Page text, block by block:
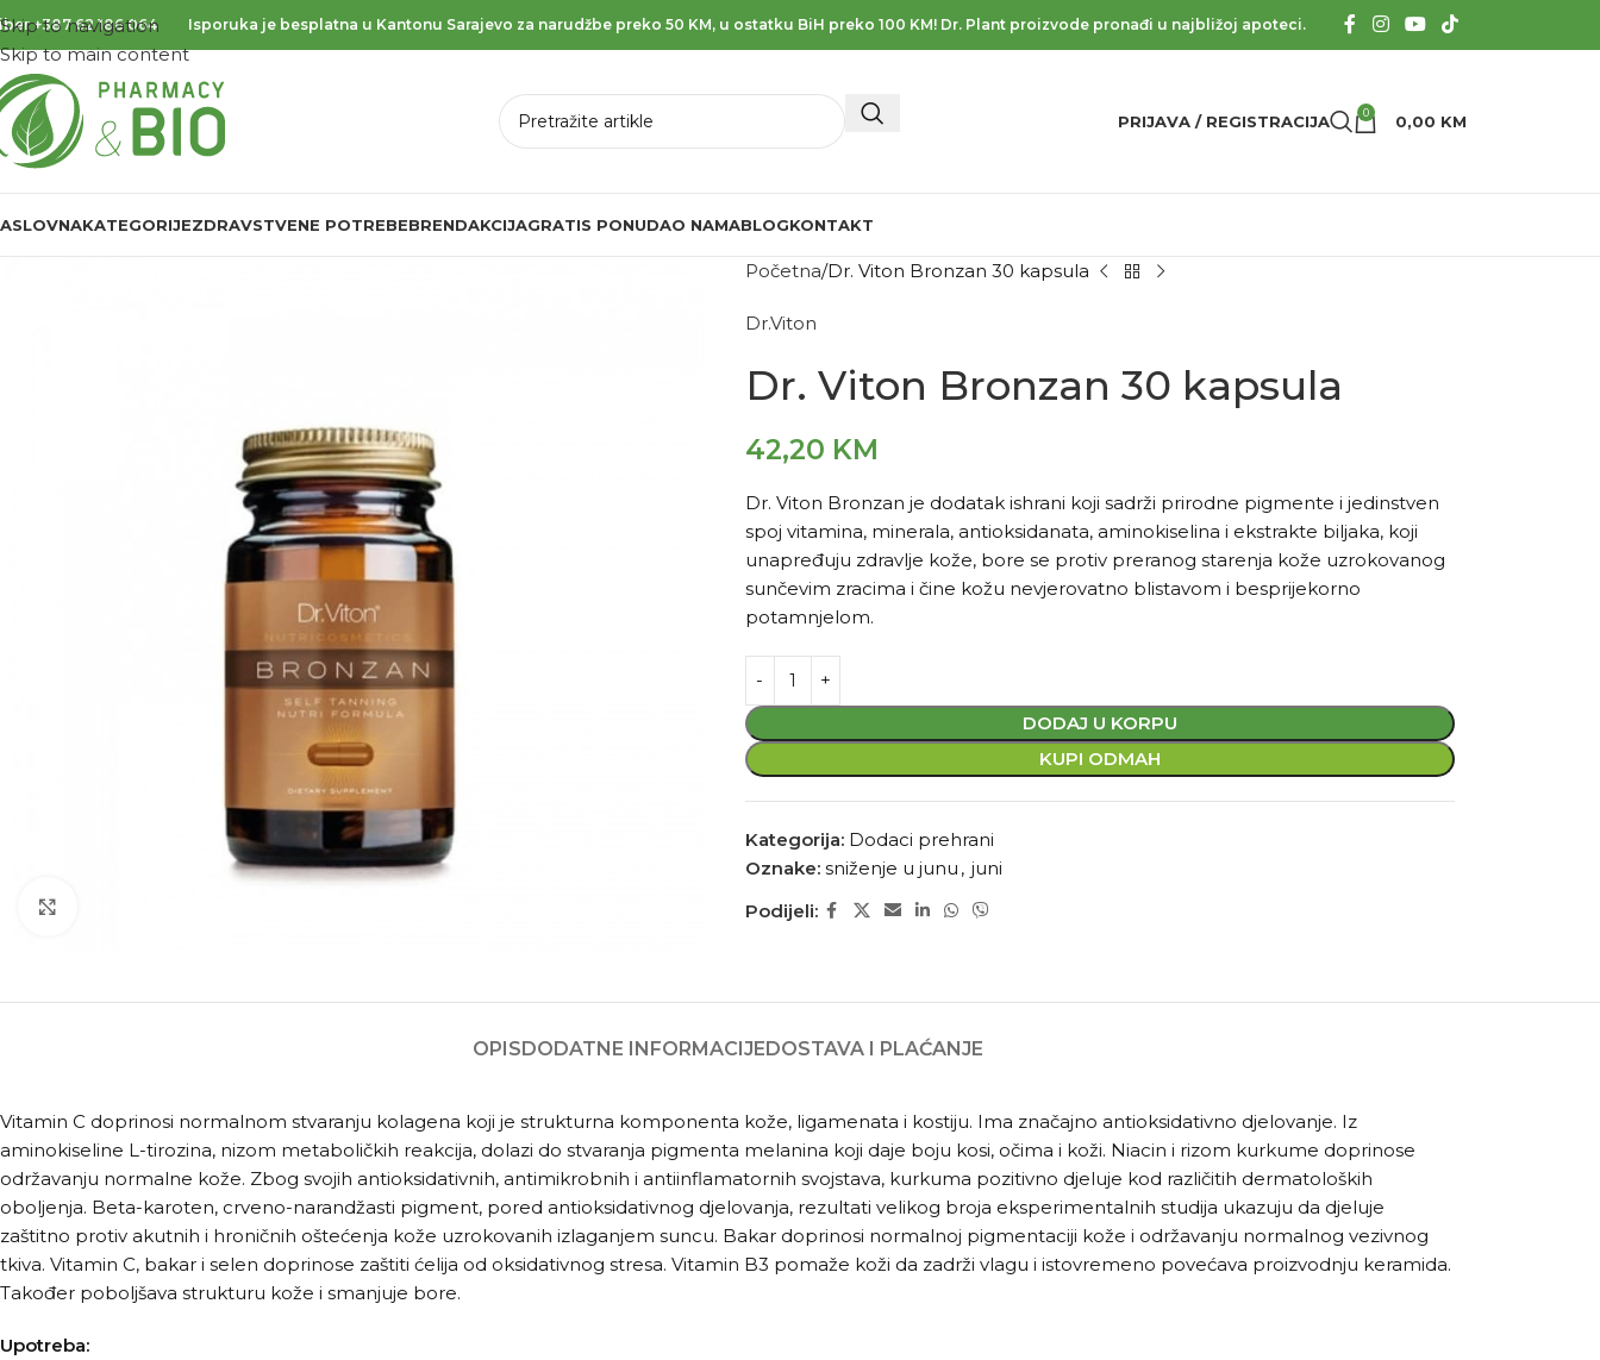
Skip to navigation
Skip to main content
+387 62 186 064 Isporuka je besplatna u Kantonu Sarajevo za narudžbe preko 50 KM, u ostatku BiH preko 100 KM! Dr. Plant proizvode pronađi u najbližoj apoteci.
PRIJAVA / REGISTRACIJA 0 0,00 KM
KATEGORIJEZDRAVSTVENE POTREBEBRENDAKCIJAGRATIS PONUDAO NAMABLOGKONTAKT
Početna Dr. Viton Bronzan 30 kapsula
Dr.Viton
Dr. Viton Bronzan 30 kapsula
42,20 KM
Dr. Viton Bronzan je dodatak ishrani koji sadrži prirodne pigmente i jedinstven
spoj vitamina, minerala, antioksidanata, aminokiselina i ekstrakte biljaka, koji
unapređuju zdravlje kože, bore se protiv preranog starenja kože uzrokovanog
sunčevim zracima i čine kožu nevjerovatno blistavom i besprijekorno
potamnjelom.
DODAJ U KORPU
KUPI ODMAH
Kategorija: Dodaci prehrani
Oznake: sniženje u junu , juni
Podijeli:
OPISDODATNE INFORMACIJEDOSTAVA I PLAĆANJE
Vitamin C doprinosi normalnom stvaranju kolagena koji je strukturna komponenta kože, ligamenata i kostiju. Ima značajno antioksidativno djelovanje. Iz
aminokiseline L-tirozina, nizom metaboličkih reakcija, dolazi do stvaranja pigmenta melanina koji daje boju kosi, očima i koži. Niacin i rizom kurkume doprinose
održavanju normalne kože. Zbog svojih antioksidativnih, antimikrobnih i antiinflamatornih svojstava, kurkuma pozitivno djeluje kod različitih dermatoloških
oboljenja. Beta-karoten, crveno-narandžasti pigment, pored antioksidativnog djelovanja, rezultati velikog broja eksperimentalnih studija ukazuju da djeluje
zaštitno protiv akutnih i hroničnih oštećenja kože uzrokovanih izlaganjem suncu. Bakar doprinosi normalnoj pigmentaciji kože i održavanju normalnog vezivnog
tkiva. Vitamin C, bakar i selen doprinose zaštiti ćelija od oksidativnog stresa. Vitamin B3 pomaže koži da zadrži vlagu i istovremeno povećava proizvodnju keramida.
Također poboljšava strukturu kože i smanjuje bore.
Upotreba: